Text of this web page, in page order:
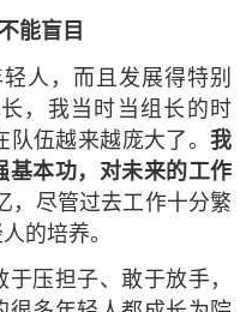
能盲目
人，而且发展得特别
，我当时当组长的时
队伍越来越庞大了。我
基本功，对未来的工作
，尽管过去工作十分繁
的培养。
压担子、敢于放手，